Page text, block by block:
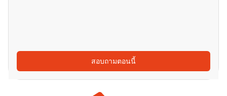
สอบถามตอนนี้